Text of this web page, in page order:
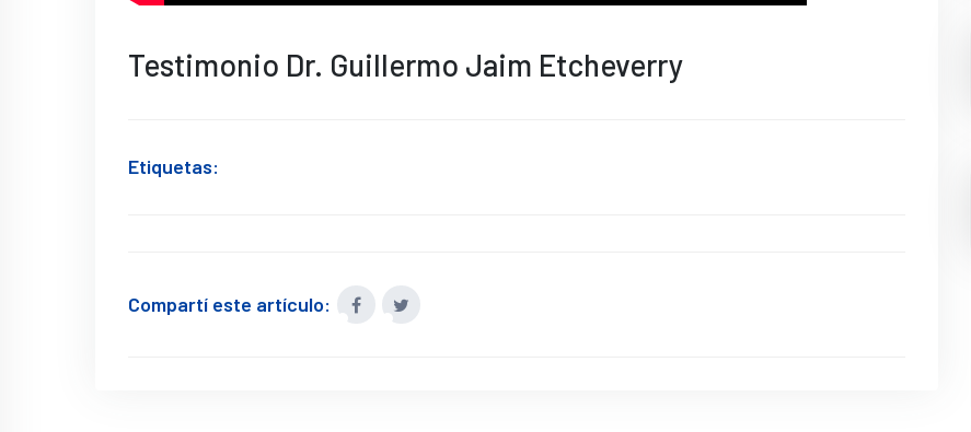
Testimonio Dr. Guillermo Jaim Etcheverry
Etiquetas:
Compartí este artículo: